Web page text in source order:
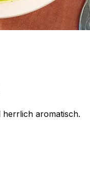
aromatisch.